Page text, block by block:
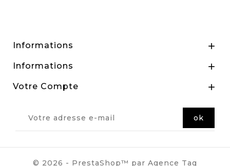
Informations 
Informations 
Votre Compte 
© 2026 - PrestaShop™ par Agence Tag